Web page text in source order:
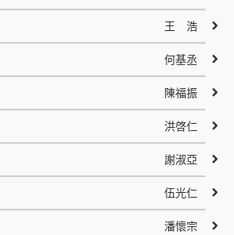
王 浩
何基丞
陳福振
洪啓仁
謝淑亞
伍光仁
潘懷宗